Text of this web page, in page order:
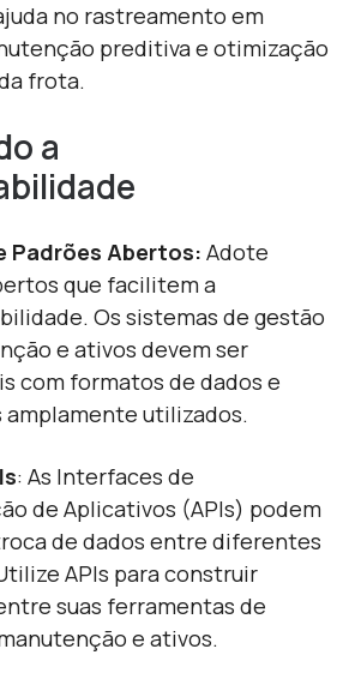
no rastreamento em
preditiva e otimização
frota.
a
Padrões Abertos: Adote
que facilitem a
Os sistemas de gestão
e ativos devem ser
com formatos de dados e
utilizados.
: As Interfaces de
de Aplicativos (APIs) podem
de dados entre diferentes
APIs para construir
suas ferramentas de
e ativos.